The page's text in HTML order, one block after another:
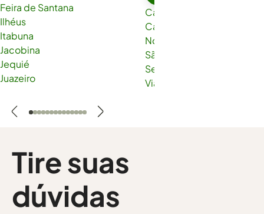
Feira de Santana
Ilhéus
Itabuna
Jacobina
Jequié
Juazeiro
Cachoeiro de Itapemirim
Cariacica
Nova Venécia
São Gabriel da Palha
Serra
Viana
Tire suas
dúvidas